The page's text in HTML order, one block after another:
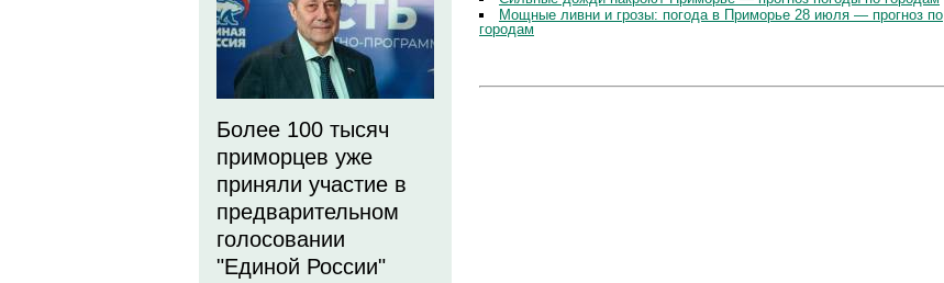
Более 100 тысяч
приморцев уже
приняли участие в
предварительном
голосовании
"Единой России"
Мощные ливни и грозы: погода в Приморье 28 июля — прогноз по
городам